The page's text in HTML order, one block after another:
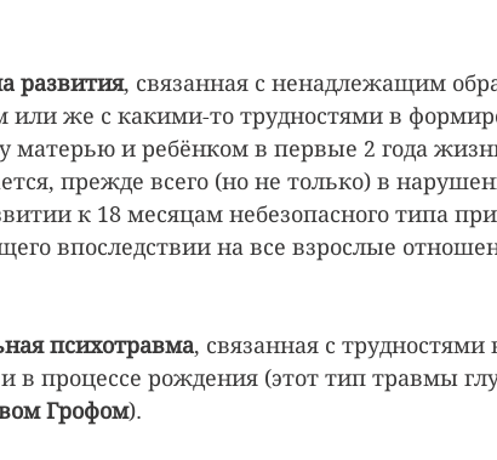
развития, связанная с ненадлежащим
или же с какими-то трудностями в
матерью и ребёнком в первые 2 года
прежде всего (но не только) в
к 18 месяцам небезопасного типа
впоследствии на все взрослые
психотравма, связанная с трудностями
в процессе рождения (этот тип травмы
Грофом).